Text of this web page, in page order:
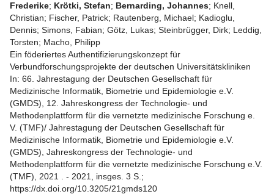
Frederike; Krötki, Stefan; Bernarding, Johannes; Knell,
Christian; Fischer, Patrick; Rautenberg, Michael; Kadioglu,
Dennis; Simons, Fabian; Götz, Lukas; Steinbrügger, Dirk; Leddig,
Torsten; Macho, Philipp
Ein föderiertes Authentifizierungskonzept für
Verbundforschungsprojekte der deutschen Universitätskliniken
In: 66. Jahrestagung der Deutschen Gesellschaft für
Medizinische Informatik, Biometrie und Epidemiologie e.V.
(GMDS), 12. Jahreskongress der Technologie- und
Methodenplattform für die vernetzte medizinische Forschung e.
V. (TMF)/ Jahrestagung der Deutschen Gesellschaft für
Medizinische Informatik, Biometrie und Epidemiologie e.V.
(GMDS), Jahreskongress der Technologie- und
Methodenplattform für die vernetzte medizinische Forschung e.V.
(TMF), 2021 . - 2021, insges. 3 S.;
https://dx.doi.org/10.3205/21gmds120